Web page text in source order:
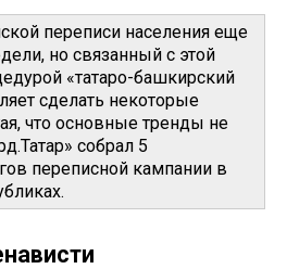
переписи населения еще
но связанный с этой
«татаро-башкирский
сделать некоторые
что основные тренды не
собрал 5
переписной кампании в